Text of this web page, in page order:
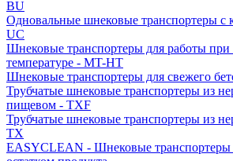
BU
Одновальные шнековые транспортеры с
UC
Шнековые транспортеры для работы при
температуре - MT-HT
Шнековые транспортеры для свежего
Трубчатые шнековые транспортеры из
пищевом - TXF
Трубчатые шнековые транспортеры из
TX
EASYCLEAN - Шнековые